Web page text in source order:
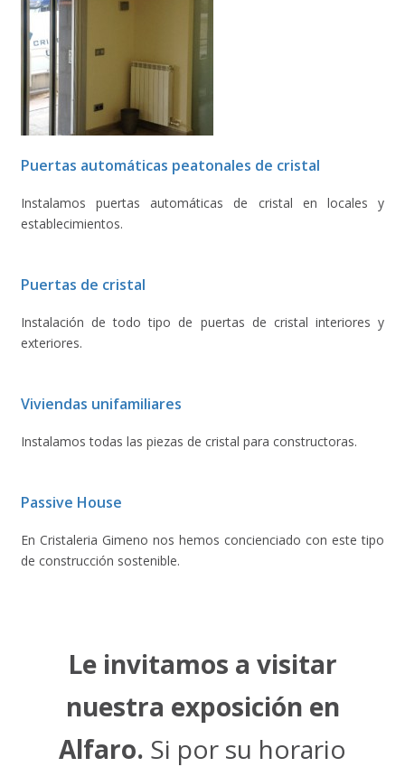
Puertas automáticas peatonales de cristal
Instalamos puertas automáticas de cristal en locales y
establecimientos.
Puertas de cristal
Instalación de todo tipo de puertas de cristal interiores y
exteriores.
Viviendas unifamiliares
Instalamos todas las piezas de cristal para constructoras.
Passive House
En Cristaleria Gimeno nos hemos concienciado con este tipo
de construcción sostenible.
Le invitamos a visitar
nuestra exposición en
Alfaro. Si por su horario